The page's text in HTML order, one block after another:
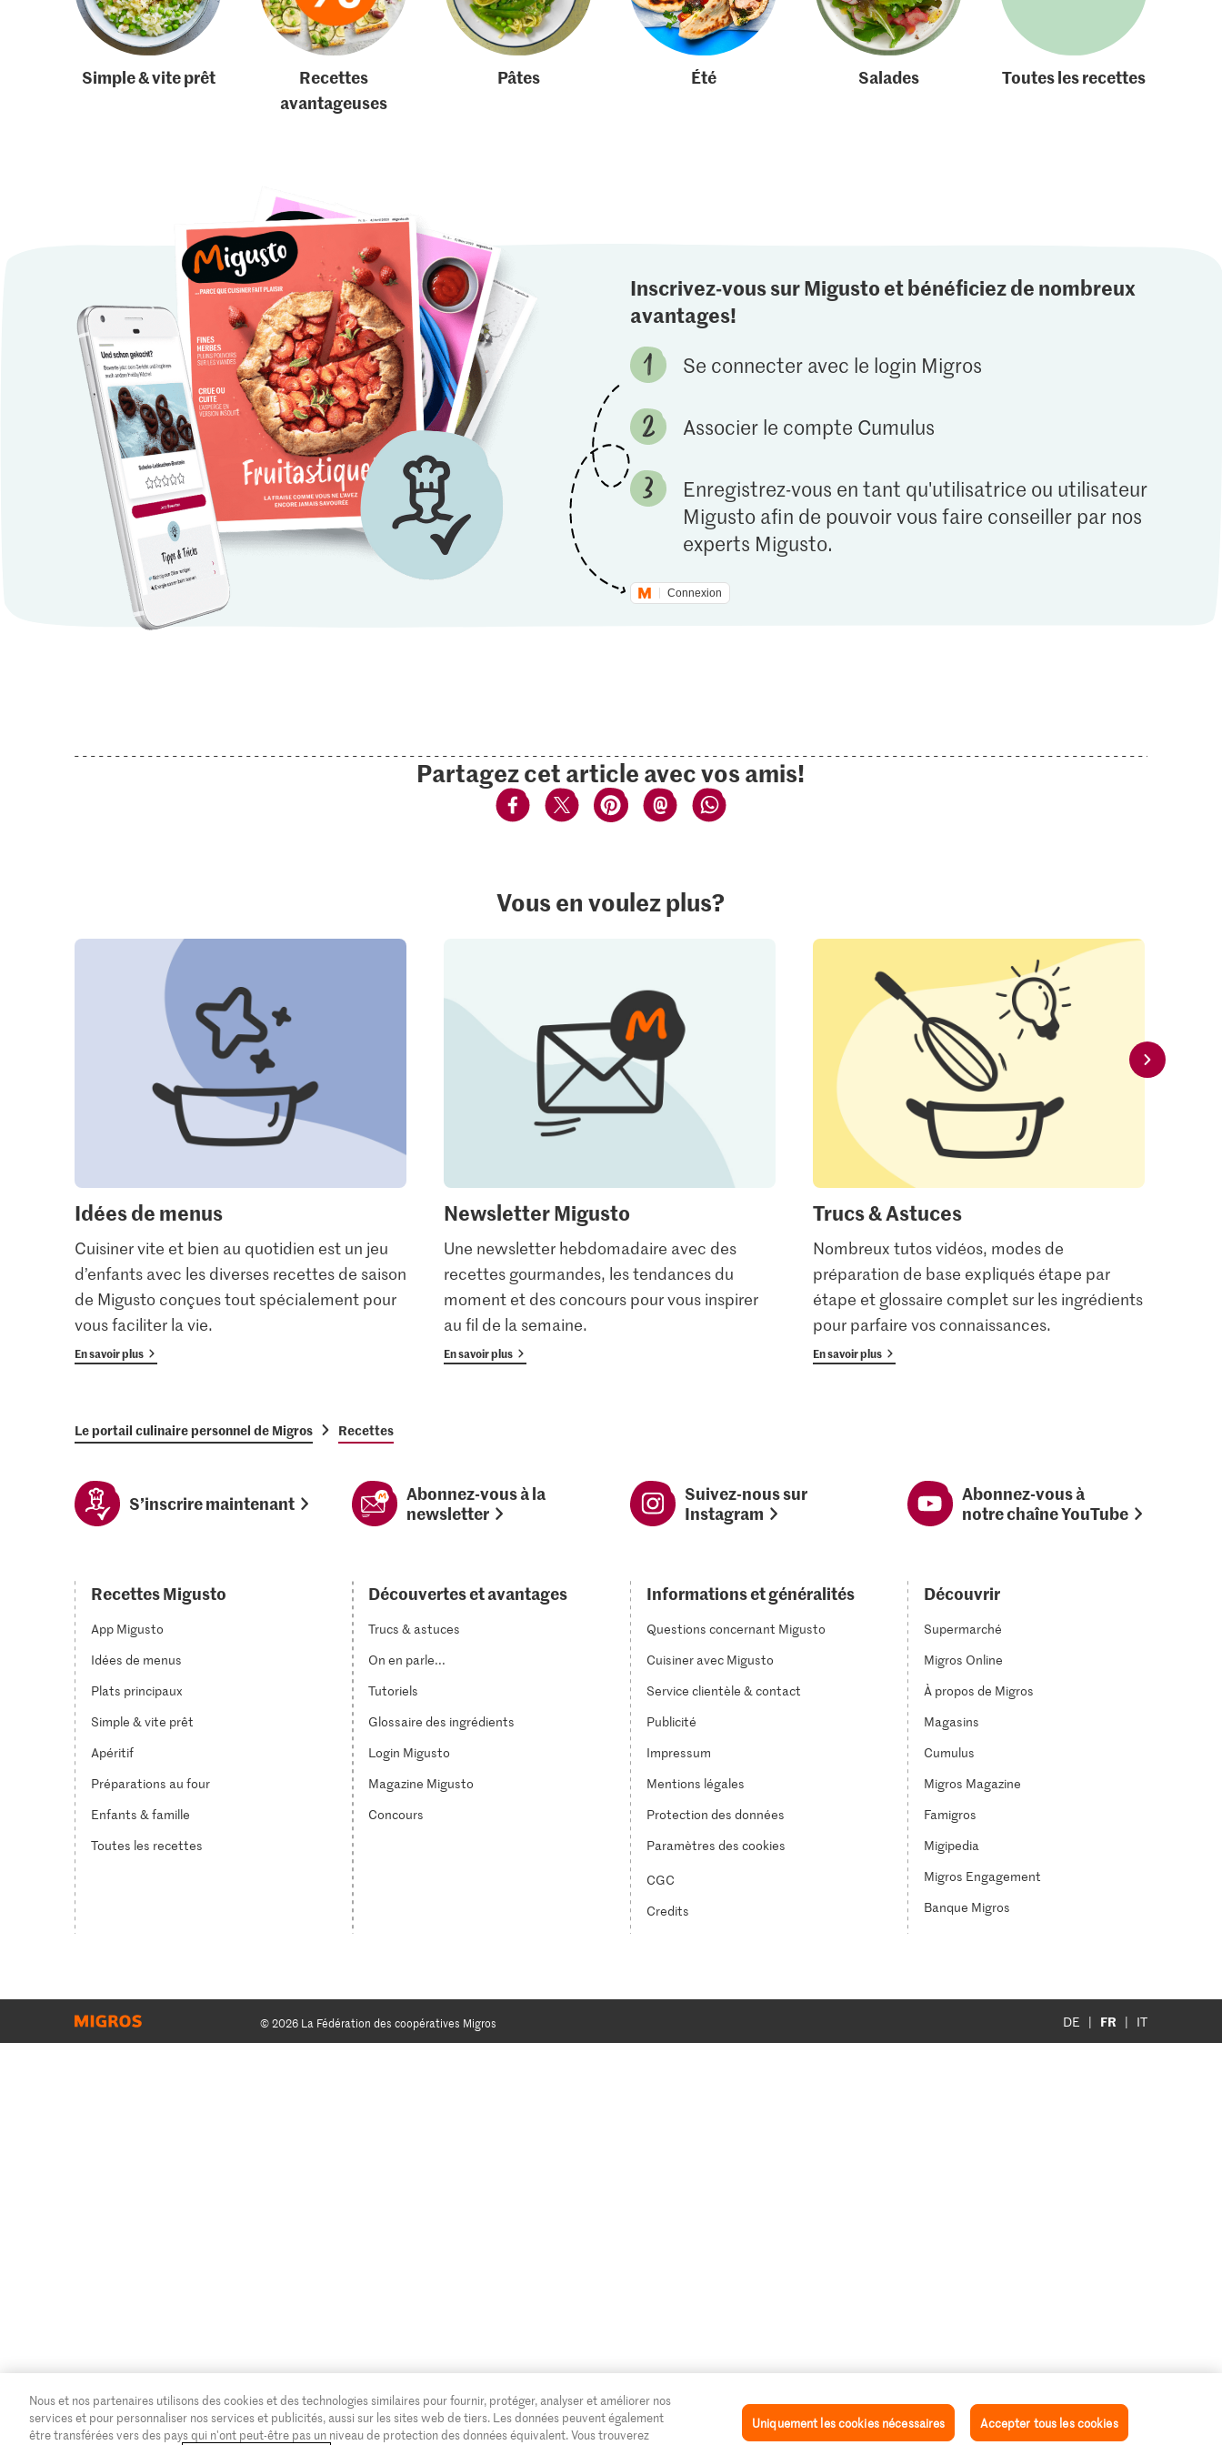
Simple & vite prêt
Recettes
avantageuses
Pâtes Été Salades Toutes les recettes
Inscrivez-vous sur Migusto et bénéficiez de nombreux
avantages!
Se connecter avec le login Migros
Associer le compte Cumulus
Enregistrez-vous en tant qu'utilisatrice ou utilisateur
Migusto afin de pouvoir vous faire conseiller par nos
experts Migusto.
Connexion
Partagez cet article avec vos amis!
Vous en voulez plus?
Idées de menus
Cuisiner vite et bien au quotidien est un jeu
d’enfants avec les diverses recettes de saison
de Migusto conçues tout spécialement pour
vous faciliter la vie.
En savoir plus
Newsletter Migusto
Une newsletter hebdomadaire avec des
recettes gourmandes, les tendances du
moment et des concours pour vous inspirer
au fil de la semaine.
En savoir plus
Trucs & Astuces
Nombreux tutos vidéos, modes de
préparation de base expliqués étape par
étape et glossaire complet sur les ingrédients
pour parfaire vos connaissances.
En savoir plus
Le portail culinaire personnel de Migros Recettes
S’inscrire maintenant
Abonnez-vous à la
newsletter
Suivez-nous sur
Instagram
Abonnez-vous à
notre chaîne YouTube
Recettes Migusto
App Migusto
Idées de menus
Plats principaux
Simple & vite prêt
Apéritif
Préparations au four
Enfants & famille
Toutes les recettes
Découvertes et avantages
Trucs & astuces
On en parle...
Tutoriels
Glossaire des ingrédients
Login Migusto
Magazine Migusto
Concours
Informations et généralités
Questions concernant Migusto
Cuisiner avec Migusto
Service clientèle & contact
Publicité
Impressum
Mentions légales
Protection des données
Paramètres des cookies
CGC
Credits
Découvrir
Supermarché
Migros Online
À propos de Migros
Magasins
Cumulus
Migros Magazine
Famigros
Migipedia
Migros Engagement
Banque Migros
© 2026 La Fédération des coopératives Migros DE FR IT
Nous et nos partenaires utilisons des cookies et des technologies similaires pour fournir, protéger, analyser et améliorer nos
services et pour personnaliser nos services et publicités, aussi sur les sites web de tiers. Les données peuvent également
être transférées vers des pays qui n'ont peut-être pas un niveau de protection des données équivalent. Vous trouverez
Uniquement les cookies nécessaires Accepter tous les cookies